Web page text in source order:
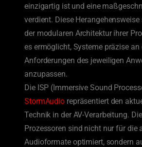
einzigartig ist und eine
verdient. Diese
der modularen Architektur ihrer
es ermöglicht, Systeme präzise an
Anforderungen des jeweiligen
anzupassen.
Die ISP (Immersive Sound
StormAudio repräsentiert den
Technik in der AV-Verarbeitung.
Prozessoren sind nicht nur für die
Audioformate optimiert, sondern